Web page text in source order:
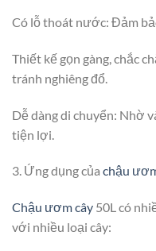
Có lỗ thoát nước: Đảm
Thiết kế gọn gàng, chắc
tránh nghiêng đổ.
Dễ dàng di chuyển: Nhờ
tiện lợi.
3. Ứng dụng của chậu
Chậu ươm cây 50L có
với nhiều loại cây: